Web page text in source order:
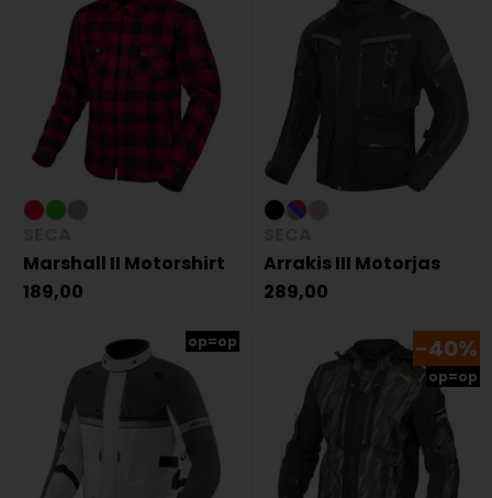
Marshall II Motorshirt
189,00
Arrakis III Motorjas
289,00
op=op -40%
op=op